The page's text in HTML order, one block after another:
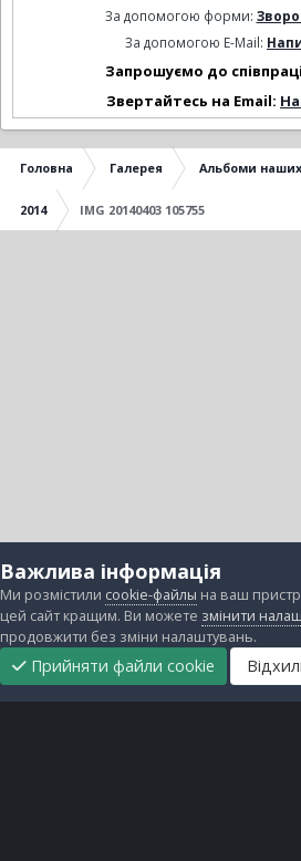
За допомогою форми:
За допомогою E-Mail:
Запрошуємо до
Звертайтесь на Email:
Головна Галерея Альбоми наших
2014 IMG 20140403 105755
Важлива інформація
Ми розмістили cookie-файлы на ваш
цей сайт кращим. Ви можете змінити
продовжити без зміни налаштувань.
Прийняти файли cookie
Головна
Підтримати
нас
Прибрати
рекламу
Завантаження